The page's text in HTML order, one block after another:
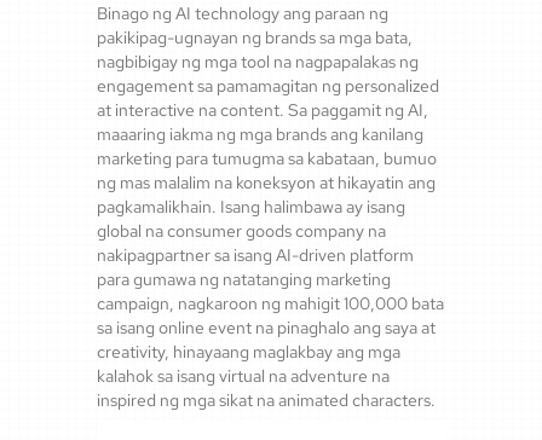
Binago ng AI technology ang paraan ng
pakikipag-ugnayan ng brands sa mga bata,
nagbibigay ng mga tool na nagpapalakas ng
engagement sa pamamagitan ng personalized
at interactive na content. Sa paggamit ng AI,
maaaring iakma ng mga brands ang kanilang
marketing para tumugma sa kabataan, bumuo
ng mas malalim na koneksyon at hikayatin ang
pagkamalikhain. Isang halimbawa ay isang
global na consumer goods company na
nakipagpartner sa isang AI-driven platform
para gumawa ng natatanging marketing
campaign, nagkaroon ng mahigit 100,000 bata
sa isang online event na pinaghalo ang saya at
creativity, hinayaang maglakbay ang mga
kalahok sa isang virtual na adventure na
inspired ng mga sikat na animated characters.